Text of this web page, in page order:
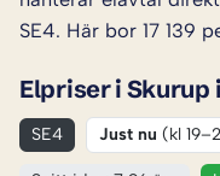
SE4. Här bor 17 139
Elpriser i Skurup
SE4 Just nu (kl